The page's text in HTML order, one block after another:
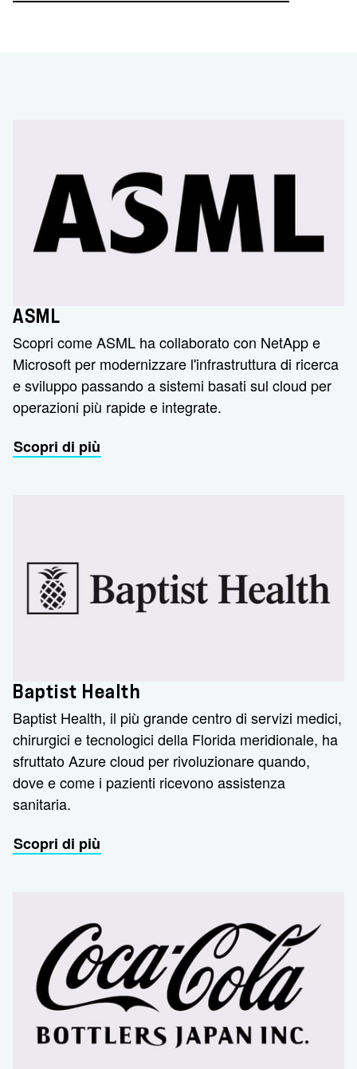
ASML
Scopri come ASML ha collaborato con NetApp e
Microsoft per modernizzare l'infrastruttura di ricerca
e sviluppo passando a sistemi basati sul cloud per
operazioni più rapide e integrate.
Scopri di più
Baptist Health
Baptist Health, il più grande centro di servizi medici,
chirurgici e tecnologici della Florida meridionale, ha
sfruttato Azure cloud per rivoluzionare quando,
dove e come i pazienti ricevono assistenza
sanitaria.
Scopri di più